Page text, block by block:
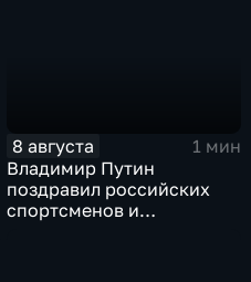
8 августа
1 мин
Владимир Путин
поздравил российских
спортсменов и